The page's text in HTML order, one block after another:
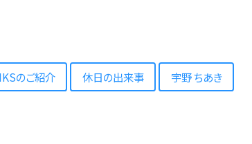
のご紹介 休日の出来事 宇野 ちあき